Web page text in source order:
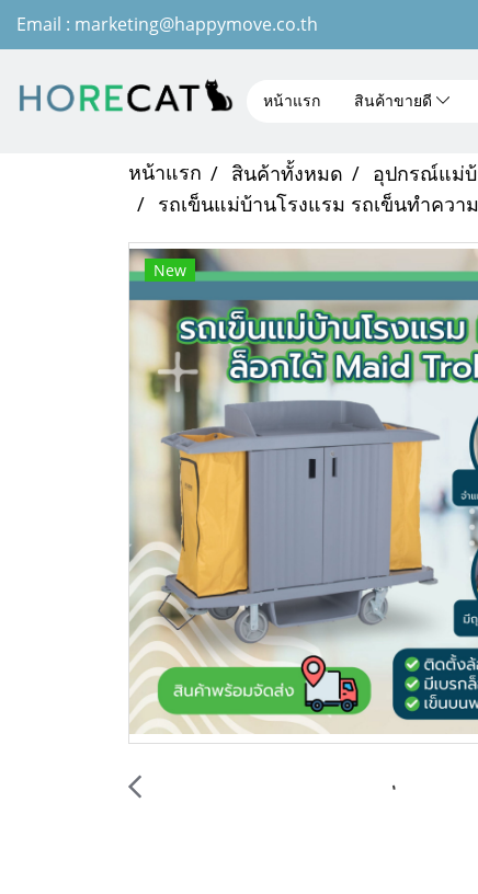
Email : marketing@happymove.co.th
หน้าแรก สินค้าขายดี
หน้าแรก สินค้าทั้งหมด
อุปกรณ์แม่
รถเข็นแม่บ้านโรงแรม รถเข็นทำควา
New